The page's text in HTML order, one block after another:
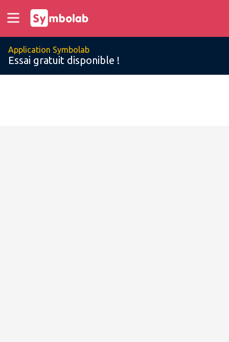
Application Symbolab
Essai gratuit disponible !